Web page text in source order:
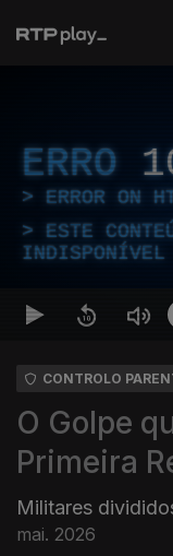
ERRO
ERROR ON
ESTE
INDISPONÍVEL
CONTROLO
O Golpe
Primeira
Militares
mai. 2026